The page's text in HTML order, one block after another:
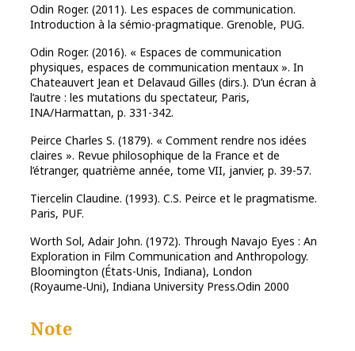
Odin Roger. (2011). Les espaces de communication.
Introduction à la sémio-pragmatique. Grenoble, PUG.
Odin Roger. (2016). « Espaces de communication
physiques, espaces de communication mentaux ». In
Chateauvert Jean et Delavaud Gilles (dirs.). D’un écran à
l’autre : les mutations du spectateur, Paris,
INA/Harmattan, p. 331-342.
Peirce Charles S. (1879). « Comment rendre nos idées
claires ». Revue philosophique de la France et de
l’étranger, quatrième année, tome VII, janvier, p. 39-57.
Tiercelin Claudine. (1993). C.S. Peirce et le pragmatisme.
Paris, PUF.
Worth Sol, Adair John. (1972). Through Navajo Eyes : An
Exploration in Film Communication and Anthropology.
Bloomington (États-Unis, Indiana), London
(Royaume‑Uni), Indiana University Press.Odin 2000
Note